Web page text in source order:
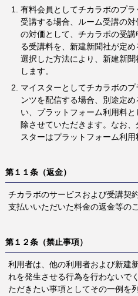
有料会員としてチカラボのプ
受講する場合、ルーム受講の
の対価として、チカラボの受
る受講料を、新建新聞社が定
選択した方法により、新建新
します。
マイスターとしてチカラボの
ンツを配信する場合、別途定
い、プラットフォーム利用料
除させていただきます。なお
スターはプラットフォーム利用
第１１条（返金）
チカラボのサービスおよび受講契
支払いいただいた料金の返金等の
第１２条（禁止事項）
利用者は、他の利用者および新建
れを発生させる行為を行わないで
ただきたい事項としてその一例を